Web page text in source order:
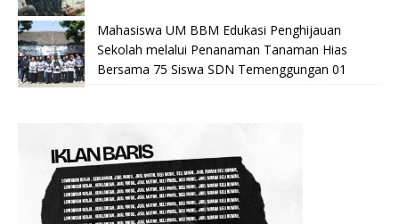
Mahasiswa UM BBM Edukasi Penghijauan
Sekolah melalui Penanaman Tanaman Hias
Bersama 75 Siswa SDN Temenggungan 01